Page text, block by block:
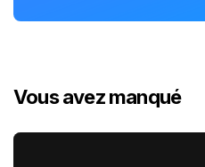
Vous avez manqué